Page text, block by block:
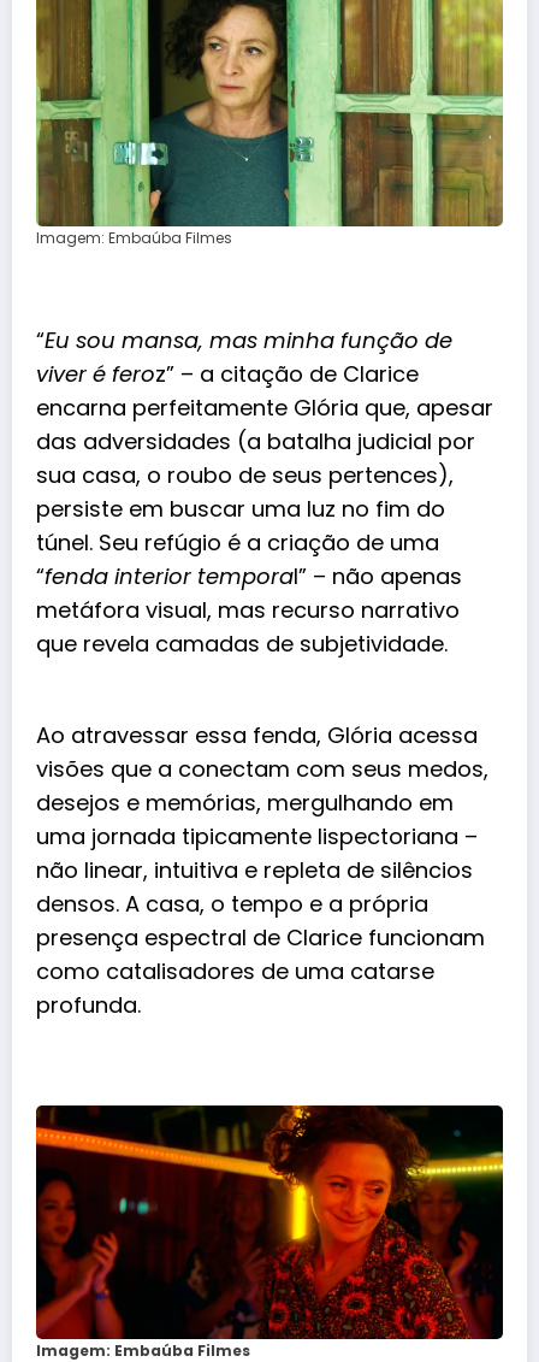
Imagem: Embaúba Filmes
“Eu sou mansa, mas minha função de
viver é feroz” – a citação de Clarice
encarna perfeitamente Glória que, apesar
das adversidades (a batalha judicial por
sua casa, o roubo de seus pertences),
persiste em buscar uma luz no fim do
túnel. Seu refúgio é a criação de uma
“fenda interior temporal” – não apenas
metáfora visual, mas recurso narrativo
que revela camadas de subjetividade.
Ao atravessar essa fenda, Glória acessa
visões que a conectam com seus medos,
desejos e memórias, mergulhando em
uma jornada tipicamente lispectoriana –
não linear, intuitiva e repleta de silêncios
densos. A casa, o tempo e a própria
presença espectral de Clarice funcionam
como catalisadores de uma catarse
profunda.
Imagem: Embaúba Filmes